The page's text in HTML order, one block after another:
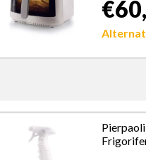
Cestello
controllo